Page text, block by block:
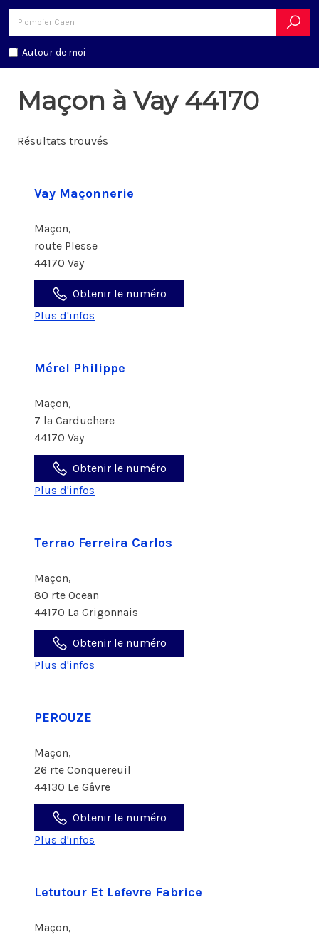
Autour de moi
Maçon à Vay 44170
Résultats trouvés
Vay Maçonnerie
Maçon,
route Plesse
44170 Vay
Obtenir le numéro
Plus d'infos
Mérel Philippe
Maçon,
7 la Carduchere
44170 Vay
Obtenir le numéro
Plus d'infos
Terrao Ferreira Carlos
Maçon,
80 rte Ocean
44170 La Grigonnais
Obtenir le numéro
Plus d'infos
PEROUZE
Maçon,
26 rte Conquereuil
44130 Le Gâvre
Obtenir le numéro
Plus d'infos
Letutour Et Lefevre Fabrice
Maçon,